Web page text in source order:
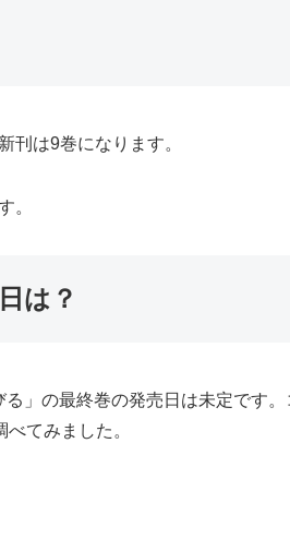
刊は9巻になります。
。
は？
」の最終巻の発売日は未定です
てみました。